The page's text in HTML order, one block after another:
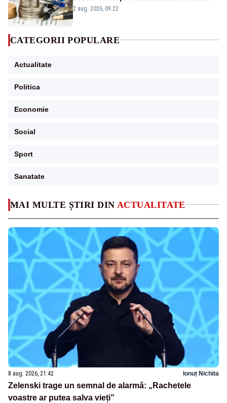
MAI MULTE ȘTIRI DIN ACTUALITATE
8 aug. 2026, 21:42 Ionuț Nichita
Zelenski trage un semnal de alarmă: „Rachetele
voastre ar putea salva vieți”
viitoare?
2 aug. 2026, 09:22
CATEGORII POPULARE
Actualitate
Politica
Economie
Social
Sport
Sanatate